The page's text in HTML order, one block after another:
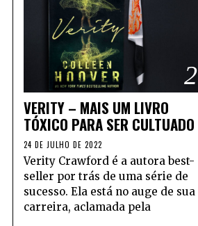
2
VERITY – MAIS UM LIVRO
TÓXICO PARA SER CULTUADO
24 DE JULHO DE 2022
Verity Crawford é a autora best-
seller por trás de uma série de
sucesso. Ela está no auge de sua
carreira, aclamada pela